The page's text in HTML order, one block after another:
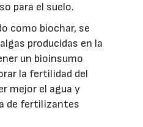
para el suelo.
como biochar, se
producidas en la
un bioinsumo
la fertilidad del
mejor el agua y
de fertilizantes